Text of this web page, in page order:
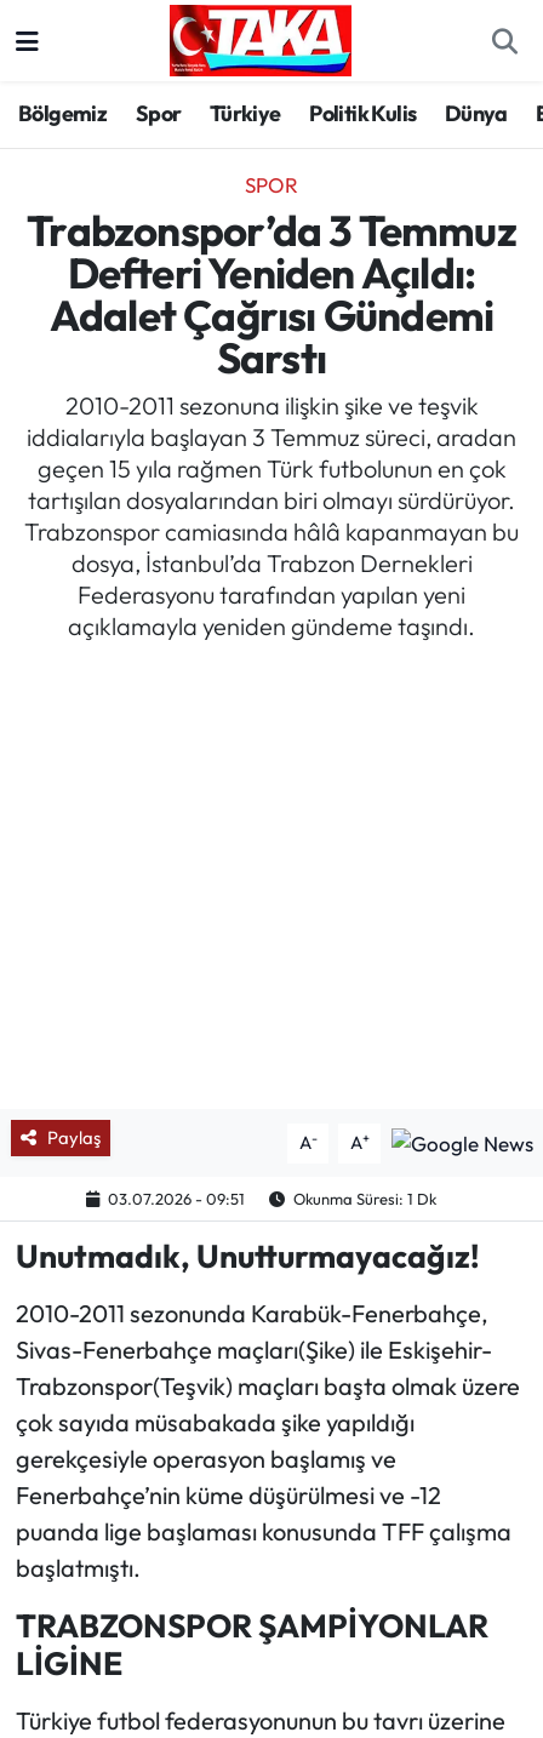
Bölgemiz Spor Türkiye Politik Kulis Dünya
SPOR
Trabzonspor’da 3 Temmuz
Defteri Yeniden Açıldı:
Adalet Çağrısı Gündemi
Sarstı
2010-2011 sezonuna ilişkin şike ve teşvik
iddialarıyla başlayan 3 Temmuz süreci, aradan
geçen 15 yıla rağmen Türk futbolunun en çok
tartışılan dosyalarından biri olmayı sürdürüyor.
Trabzonspor camiasında hâlâ kapanmayan bu
dosya, İstanbul’da Trabzon Dernekleri
Federasyonu tarafından yapılan yeni
açıklamayla yeniden gündeme taşındı.
Paylaş A- A+
03.07.2026 - 09:51 Okunma Süresi: 1 Dk
Unutmadık, Unutturmayacağız!
2010-2011 sezonunda Karabük-Fenerbahçe,
Sivas-Fenerbahçe maçları(Şike) ile Eskişehir-
Trabzonspor(Teşvik) maçları başta olmak üzere
çok sayıda müsabakada şike yapıldığı
gerekçesiyle operasyon başlamış ve
Fenerbahçe’nin küme düşürülmesi ve -12
puanda lige başlaması konusunda TFF çalışma
başlatmıştı.
TRABZONSPOR ŞAMPİYONLAR
LİGİNE
Türkiye futbol federasyonunun bu tavrı üzerine
Spor
Türkiye
Kültür/Sanat
Politika
Politik Kulis
Dünya
Magazin
Mektup Galeri
Röportaj
Ekonomi
Sağlık
Turizm
Teknoloji
Trabzon Hava Durumu
Trabzon Trafik Yoğunluk Haritası
Süper Lig Puan Durumu ve Fikstür
Tüm Manşetler
Son Dakika Haberleri
Haber Arşivi